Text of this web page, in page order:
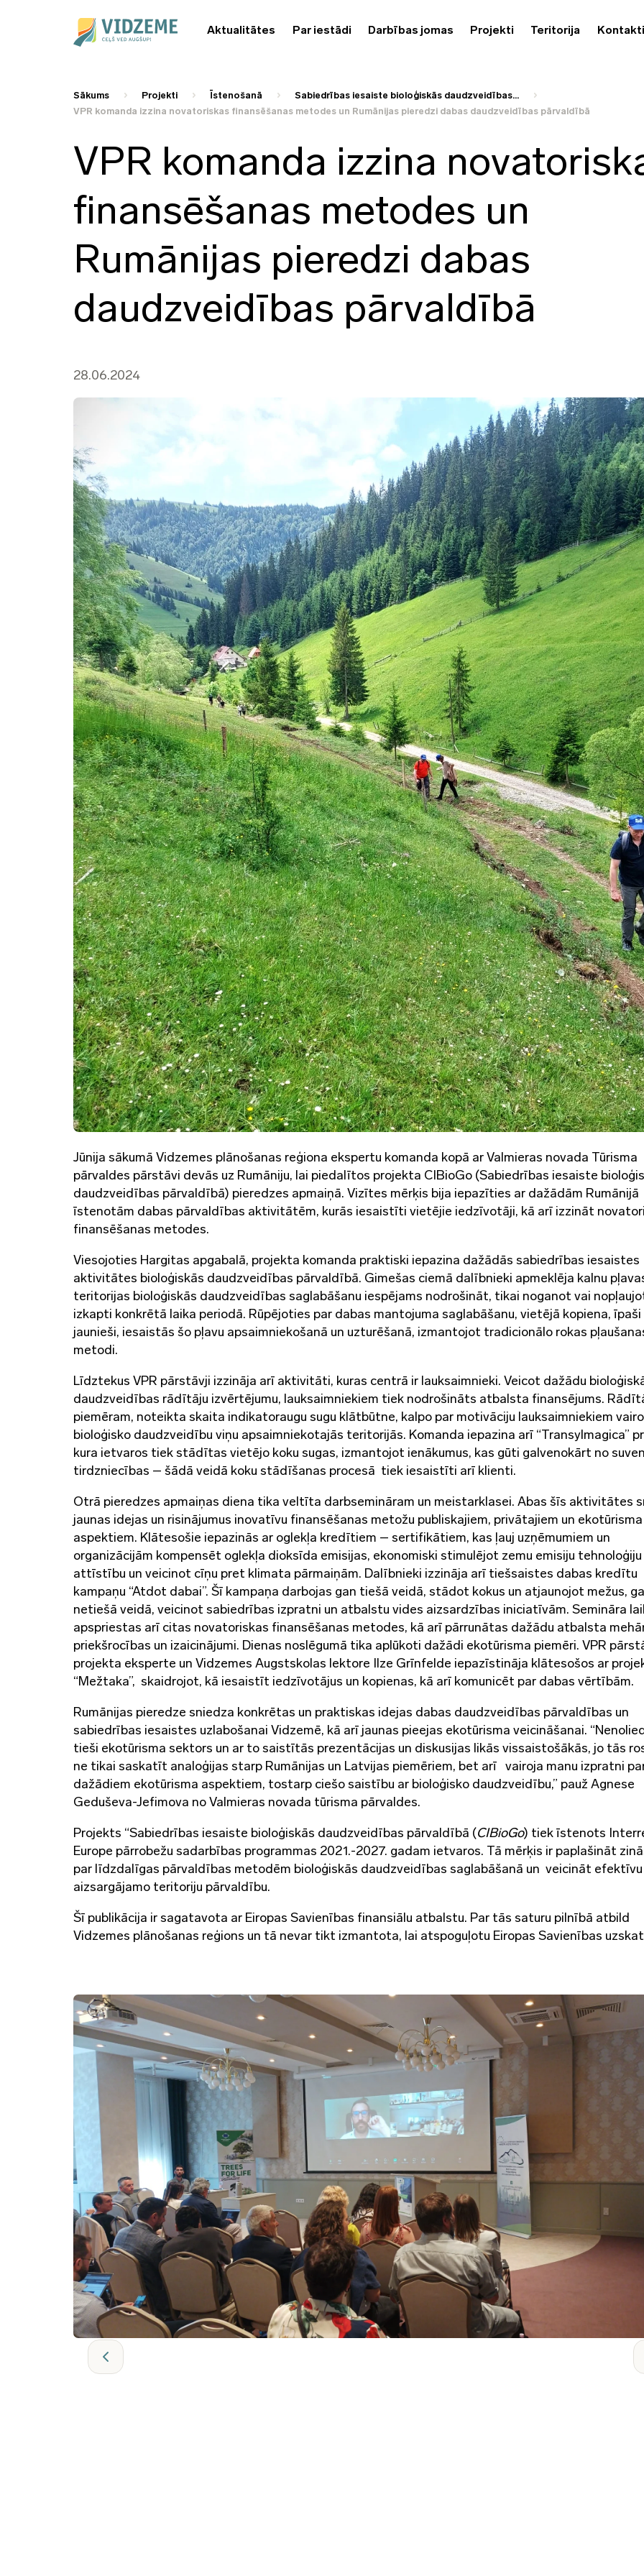
Aktualitātes Par iestādi Darbības jomas Projekti Teritorija Kontakti
Sākums Projekti Īstenošanā
Sabiedrības iesaiste bioloģiskās daudzveidības...
VPR komanda izzina novatoriskas finansēšanas metodes un Rumānijas pieredzi dabas daudzveidības pārvaldībā
VPR komanda izzina
finansēšanas metodes un
Rumānijas pieredzi dabas
daudzveidības pārvaldībā
28.06.2024
Jūnija sākumā Vidzemes plānošanas reģiona ekspertu komanda kopā ar Valmieras novada Tūrisma
pārvaldes pārstāvi devās uz Rumāniju, lai piedalītos projekta CIBioGo (Sabiedrības iesaiste
daudzveidības pārvaldībā) pieredzes apmaiņā. Vizītes mērķis bija iepazīties ar dažādām Rumānijā
īstenotām dabas pārvaldības aktivitātēm, kurās iesaistīti vietējie iedzīvotāji, kā arī izzināt
finansēšanas metodes.
Viesojoties Hargitas apgabalā, projekta komanda praktiski iepazina dažādās sabiedrības iesaistes
aktivitātes bioloģiskās daudzveidības pārvaldībā. Gimešas ciemā dalībnieki apmeklēja kalnu
teritorijas bioloģiskās daudzveidības saglabāšanu iespējams nodrošināt, tikai noganot vai
izkapti konkrētā laika periodā. Rūpējoties par dabas mantojuma saglabāšanu, vietējā kopiena, īpaši
jaunieši, iesaistās šo pļavu apsaimniekošanā un uzturēšanā, izmantojot tradicionālo rokas
metodi.
Līdztekus VPR pārstāvji izzināja arī aktivitāti, kuras centrā ir lauksaimnieki. Veicot dažādu
daudzveidības rādītāju izvērtējumu, lauksaimniekiem tiek nodrošināts atbalsta finansējums.
piemēram, noteikta skaita indikatoraugu sugu klātbūtne, kalpo par motivāciju lauksaimniekiem
bioloģisko daudzveidību viņu apsaimniekotajās teritorijās. Komanda iepazina arī “Transylmagica”
kura ietvaros tiek stādītas vietējo koku sugas, izmantojot ienākumus, kas gūti galvenokārt no
tirdzniecības – šādā veidā koku stādīšanas procesā tiek iesaistīti arī klienti.
Otrā pieredzes apmaiņas diena tika veltīta darbsemināram un meistarklasei. Abas šīs aktivitātes
jaunas idejas un risinājumus inovatīvu finansēšanas metožu publiskajiem, privātajiem un ekotūrisma
aspektiem. Klātesošie iepazinās ar oglekļa kredītiem – sertifikātiem, kas ļauj uzņēmumiem un
organizācijām kompensēt oglekļa dioksīda emisijas, ekonomiski stimulējot zemu emisiju tehnoloģiju
attīstību un veicinot cīņu pret klimata pārmaiņām. Dalībnieki izzināja arī tiešsaistes dabas kredītu
kampaņu “Atdot dabai”. Šī kampaņa darbojas gan tiešā veidā, stādot kokus un atjaunojot mežus,
netiešā veidā, veicinot sabiedrības izpratni un atbalstu vides aizsardzības iniciatīvām. Semināra
apspriestas arī citas novatoriskas finansēšanas metodes, kā arī pārrunātas dažādu atbalsta
priekšrocības un izaicinājumi. Dienas noslēgumā tika aplūkoti dažādi ekotūrisma piemēri. VPR
projekta eksperte un Vidzemes Augstskolas lektore Ilze Grīnfelde iepazīstināja klātesošos ar
“Mežtaka”, skaidrojot, kā iesaistīt iedzīvotājus un kopienas, kā arī komunicēt par dabas vērtībām.
Rumānijas pieredze sniedza konkrētas un praktiskas idejas dabas daudzveidības pārvaldības un
sabiedrības iesaistes uzlabošanai Vidzemē, kā arī jaunas pieejas ekotūrisma veicināšanai.
tieši ekotūrisma sektors un ar to saistītās prezentācijas un diskusijas likās vissaistošākās, jo tās
ne tikai saskatīt analoģijas starp Rumānijas un Latvijas piemēriem, bet arī vairoja manu izpratni
dažādiem ekotūrisma aspektiem, tostarp ciešo saistību ar bioloģisko daudzveidību,” pauž Agnese
Geduševa-Jefimova no Valmieras novada tūrisma pārvaldes.
Projekts “Sabiedrības iesaiste bioloģiskās daudzveidības pārvaldībā (CIBioGo) tiek īstenots
Europe pārrobežu sadarbības programmas 2021.-2027. gadam ietvaros. Tā mērķis ir paplašināt
par līdzdalīgas pārvaldības metodēm bioloģiskās daudzveidības saglabāšanā un veicināt efektīvu
aizsargājamo teritoriju pārvaldību.
Šī publikācija ir sagatavota ar Eiropas Savienības finansiālu atbalstu. Par tās saturu pilnībā atbild
Vidzemes plānošanas reģions un tā nevar tikt izmantota, lai atspoguļotu Eiropas Savienības